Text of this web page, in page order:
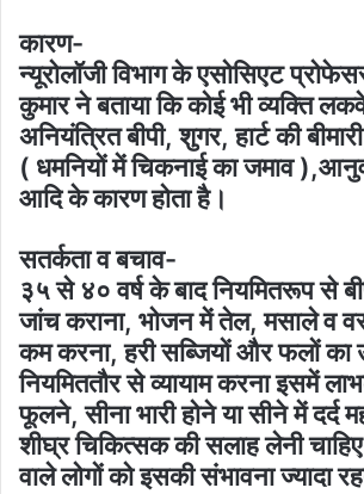
कारण-
न्यूरोलॉजी विभाग के एसोसिएट
कुमार ने बताया कि कोई भी व्यक्ति
अनियंत्रित बीपी, शुगर, हार्ट की
( धमनियों में चिकनाई का जमाव
आदि के कारण होता है।
सतर्कता व बचाव-
३५ से ४० वर्ष के बाद नियमितरूप से
जांच कराना, भोजन में तेल, मसाले व
कम करना, हरी सब्जियों और फलों का
नियमिततौर से व्यायाम करना इसमें
फूलने, सीना भारी होने या सीने में दर्द
शीघ्र चिकित्सक की सलाह लेनी
वाले लोगों को इसकी संभावना ज्यादा